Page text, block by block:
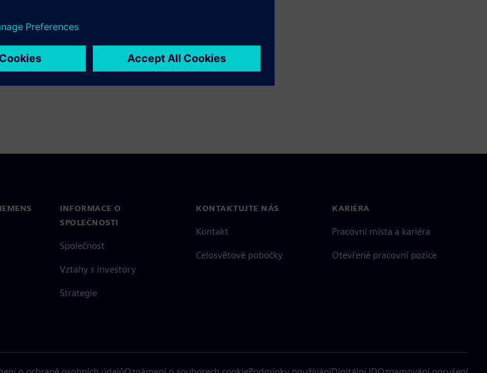
Factory
time data
like predictive
AI/ML for
INFORMACE O
SPOLEČNOSTI
Společnost
Vztahy s investory
Strategie
KONTAKTUJTE NÁS
Kontakt
Celosvětové pobočky
KARIÉRA
Pracovní místa a kariéra
Otevřené pracovní pozice